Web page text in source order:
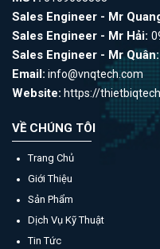
Sales Engineer - Mr
Sales Engineer - Mr Hải:
Sales Engineer - Mr
Email: info@vnqtech.com
Website: https://
VỀ CHÚNG TÔI
Trang Chủ
Giới Thiệu
Sản Phẩm
Dịch Vụ Kỹ Thuật
Tin Tức